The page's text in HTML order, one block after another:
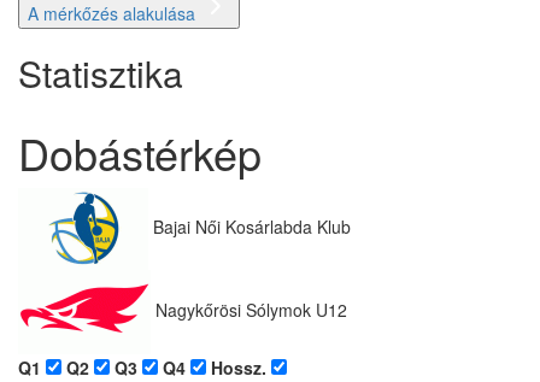
A mérkőzés alakulása
Statisztika
Dobástérkép
Bajai Női Kosárlabda Klub
Nagykőrösi Sólymok U12
Q1 Q2 Q3 Q4
Hossz.